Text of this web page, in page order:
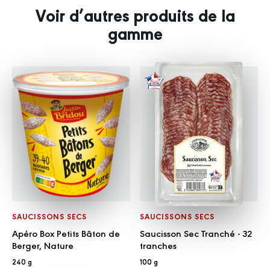
Voir d’autres produits de la
gamme
SAUCISSONS SECS
Apéro Box Petits Bâton de
Berger, Nature
240 g
SAUCISSONS SECS
Saucisson Sec Tranché - 32
tranches
100 g